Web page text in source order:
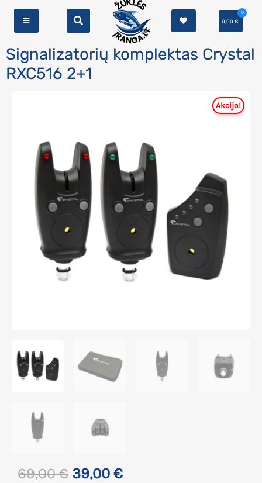
0,00€
0
Signalizatorių komplektas Crystal
RXC516 2+1
69,00€ 39,00 €